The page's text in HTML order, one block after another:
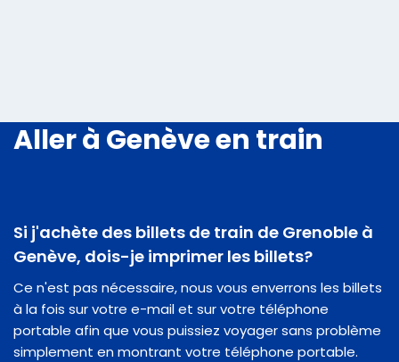
Aller à Genève en train
Si j'achète des billets de train de Grenoble à
Genève, dois-je imprimer les billets?
Ce n'est pas nécessaire, nous vous enverrons les billets
à la fois sur votre e-mail et sur votre téléphone
portable afin que vous puissiez voyager sans problème
simplement en montrant votre téléphone portable.